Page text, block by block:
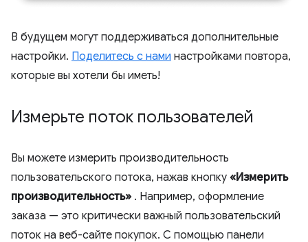
В будущем могут поддерживаться дополнительные
настройки. Поделитесь с нами настройками повтора,
которые вы хотели бы иметь!
Измерьте поток пользователей
Вы можете измерить производительность
пользовательского потока, нажав кнопку «Измерить
производительность» . Например, оформление
заказа — это критически важный пользовательский
поток на веб-сайте покупок. С помощью панели